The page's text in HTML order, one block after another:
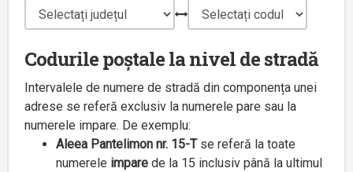
Codurile poștale la nivel de stradă
Intervalele de numere de stradă din componența unei
adrese se referă exclusiv la numerele pare sau la
numerele impare. De exemplu:
Aleea Pantelimon nr. 15-Tse referă la toate
numerele impare de la 15 inclusiv până la ultimul